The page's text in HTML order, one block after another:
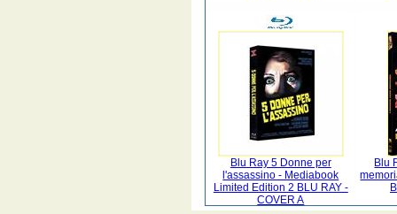
Blu Ray 5 Donne per
l'assassino - Mediabook
Limited Edition 2 BLU RAY -
COVER A
Blu